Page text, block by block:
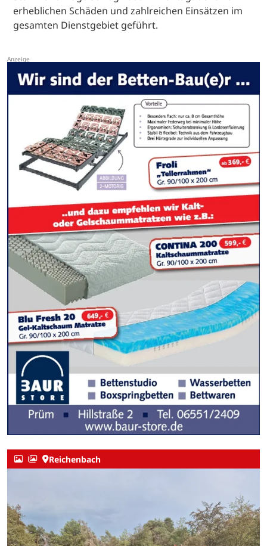
erheblichen Schäden und zahlreichen Einsätzen im
gesamten Dienstgebiet geführt.
Reichenbach